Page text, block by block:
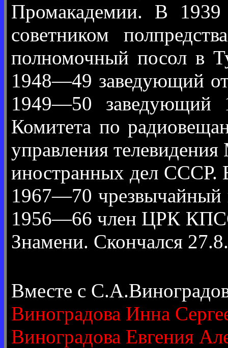
Промакадемии. В
советником
полномочный посол в
1948—49 заведующий
1949—50 заведующий
Комитета по
управления
иностранных дел СССР.
1967—70 чрезвычайный
1956—66 член ЦРК
Знамени. Скончался
Вместе с
Виноградова Инна
Виноградова Евгения